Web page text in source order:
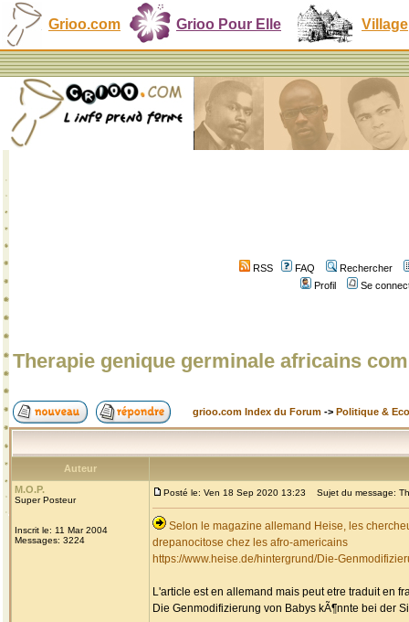
Grioo.com Grioo Pour Elle Village
RSS FAQ
Rechercher
Profil
Se
Therapie genique germinale africains
grioo.com Index du Forum -> Politique &
Auteur
M.O.P.
Super Posteur
Inscrit le: 11 Mar 2004
Messages: 3224
Posté le: Ven 18 Sep 2020 13:23 Sujet du message:
Selon le magazine allemand Heise, les
drepanocitose chez les afro-americains
https://www.heise.de/hintergrund/Die-
L'article est en allemand mais peut etre traduit en
Die Genmodifizierung von Babys kÃ¶nnte bei der